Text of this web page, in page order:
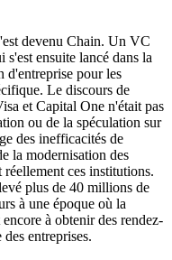
devenu Chain. Un VC
ensuite lancé dans la
d'entreprise pour les
Le discours de
et Capital One n'était pas
ou de la spéculation sur
des inefficacités de
la modernisation des
réellement ces institutions.
plus de 40 millions de
à une époque où la
à obtenir des rendez-
entreprises.